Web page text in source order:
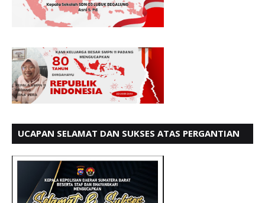
UCAPAN SELAMAT DAN SUKSES ATAS PERGANTIAN